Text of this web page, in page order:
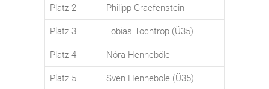
Platz 2 Philipp Graefenstein
Platz 3 Tobias Tochtrop (Ü35)
Platz 4 Nóra Henneböle
Platz 5 Sven Henneböle (Ü35)